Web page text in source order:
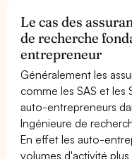
Le cas des
de recherche
entrepreneur
Généralement les
comme les SAS et les
auto-entrepreneurs
Ingénieure de
En effet les auto-
volumes d'activité